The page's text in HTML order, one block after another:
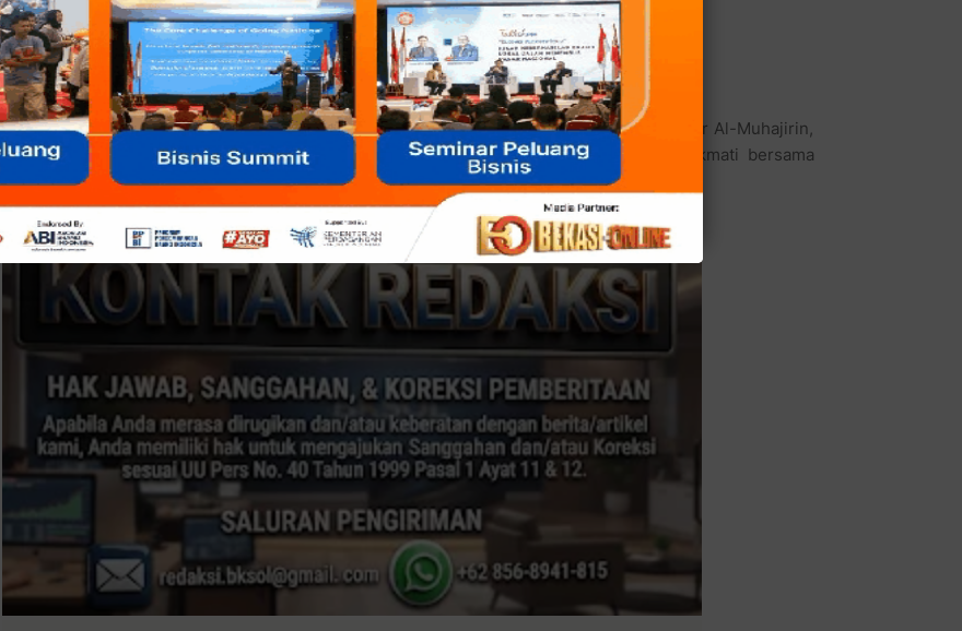
Anda tertarik mencobanya? Silakan kunjungi Perumaha Durenjaya, seberang masjid besar Al-Muhajirin,
Anda bisa langsung menikmati bakso murah yang bernuansakan cinta, sebaiknya dinikmati bersama
pasangan atau orang yang Anda cintai.
Sidik Rizal - dobel;dobel.com